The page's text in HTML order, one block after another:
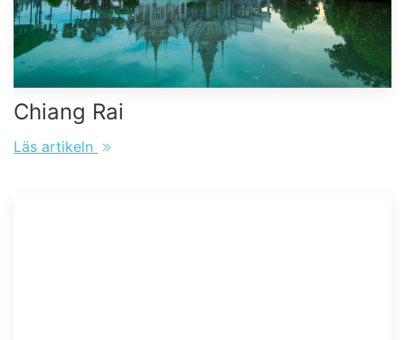
Chiang Rai
Läs artikeln